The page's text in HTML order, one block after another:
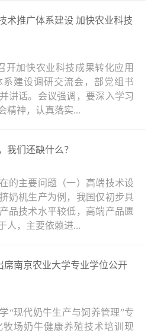
术推广体系建设 加快农业科技
开加快农业科技成果转化应用
建设调研交流会，部党组书
讲话。会议强调，要深入学习
精神，认真落实...
我们还缺什么？
的主要问题（一）高端技术设
奶机生产为例，我国仅初步具
品技术水平较低，高端产品匮
人，主要依赖进...
席南京农业大学专业学位公开
“现代奶牛生产与饲养管理”专
场奶牛健康养殖技术培训现